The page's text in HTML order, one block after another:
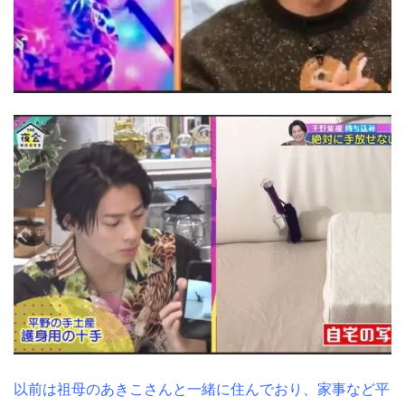
以前は祖母のあきこさんと一緒に住んでおり、家事など平